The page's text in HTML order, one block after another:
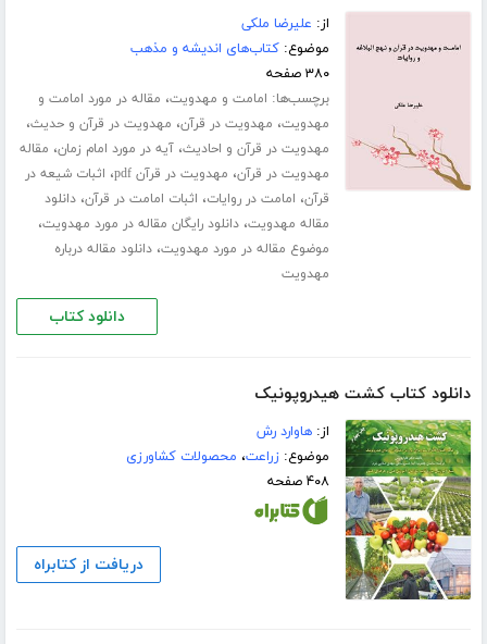
از: علیرضا ملکی
موضوع:کتاب‌های اندیشه و مذهب
۳۸۰ صفحه
برچسب‌ها: امامت و مهدویت، مقاله در مورد امامت و
مهدویت، مهدویت در قرآن، مهدویت در قرآن و حدیث،
مهدویت در قرآن و احادیث،آیه در مورد امام زمان، مقاله
مهدویت در قرآن، مهدویت در قرآن pdf ، اثبات شیعه در
قرآن، امامت در روایات، اثبات امامت در قرآن،دانلود
مقاله مهدویت،دانلود رایگان مقاله در مورد مهدویت،
موضوع مقاله در مورد مهدویت،دانلود مقاله درباره
مهدویت
دانلود کتاب
دانلود کتاب کشت هیدروپونیک
از:هاوارد رش
موضوع:زراعت، محصولات کشاورزی
۴۰۸ صفحه
دریافت از کتابراه